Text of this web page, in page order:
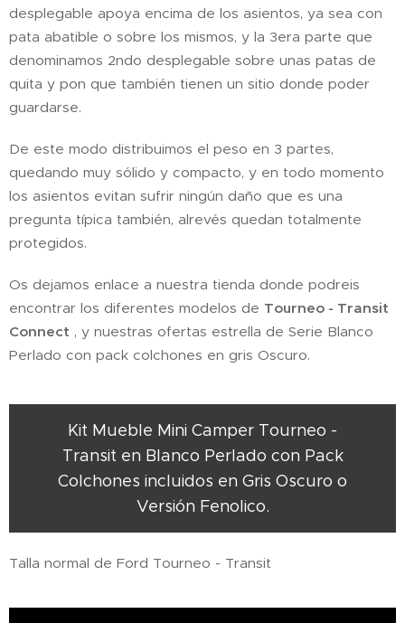
desplegable apoya encima de los asientos, ya sea con
pata abatible o sobre los mismos, y la 3era parte que
denominamos 2ndo desplegable sobre unas patas de
quita y pon que también tienen un sitio donde poder
guardarse.
De este modo distribuimos el peso en 3 partes,
quedando muy sólido y compacto, y en todo momento
los asientos evitan sufrir ningún daño que es una
pregunta típica también, alrevés quedan totalmente
protegidos.
Os dejamos enlace a nuestra tienda donde podreis
encontrar los diferentes modelos de Tourneo - Transit
Connect , y nuestras ofertas estrella de Serie Blanco
Perlado con pack colchones en gris Oscuro.
Kit Mueble Mini Camper Tourneo -
Transit en Blanco Perlado con Pack
Colchones incluidos en Gris Oscuro o
Versión Fenolico.
Talla normal de Ford Tourneo - Transit